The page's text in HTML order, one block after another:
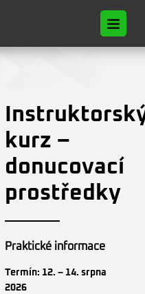
kurz –
donucovací
prostředky
Praktické informace
Termín: 12. – 14. srpna
2026